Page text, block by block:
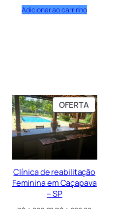
Adicionar ao carrinho
OFERTA
EM
Clínica de reabilitação
Feminina em Caçapava
– SP